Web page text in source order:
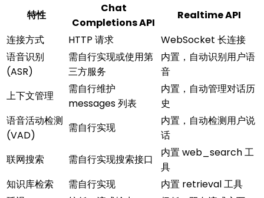
特性
Chat
Completions API
Realtime API
连接方式
HTTP 请求
WebSocket 长连接
语音识别
(ASR)
需自行实现或使用第
三方服务
内置，自动识别用户语
音
上下文管理
需自行维护
messages 列表
内置，自动管理对话历
史
语音活动检测
(VAD)
需自行实现
内置，自动检测用户说
话
联网搜索
需自行实现搜索接口
内置 web_search 工
具
知识库检索
需自行实现
内置 retrieval 工具